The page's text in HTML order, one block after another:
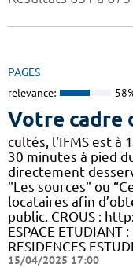
PAGES
relevance:
Votre cadre
cultés, l'IFMS est à
30 minutes à pied
directement
"Les sources" ou
locataires afin
public. CROUS :
ESPACE
RESIDENCES
15/04/2025 17:00